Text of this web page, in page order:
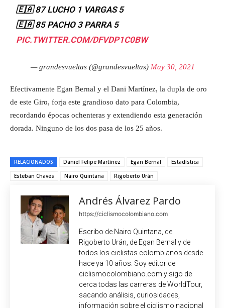
🇪🇦 87 LUCHO 1 VARGAS 5
🇪🇦 85 PACHO 3 PARRA 5
PIC.TWITTER.COM/DFVDP1C0BW
— grandesvueltas (@grandesvueltas) May 30, 2021
Efectivamente Egan Bernal y el Dani Martínez, la dupla de oro
de este Giro, forja este grandioso dato para Colombia,
recordando épocas ochenteras y extendiendo esta generación
dorada. Ninguno de los dos pasa de los 25 años.
RELACIONADOS Daniel Felipe Martínez Egan Bernal
Estadística
Esteban Chaves
Nairo Quintana Rigoberto Urán
Andrés Álvarez Pardo
https://ciclismocolombiano.com
Escribo de Nairo Quintana, de
Rigoberto Urán, de Egan Bernal y de
todos los ciclistas colombianos desde
hace ya 10 años. Soy editor de
ciclismocolombiano.com y sigo de
cerca todas las carreras de WorldTour,
sacando análisis, curiosidades,
información sobre el ciclismo nacional